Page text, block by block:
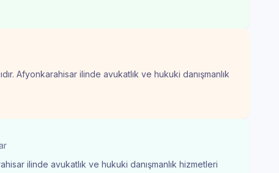
Afyonkarahisar ilinde avukatlık ve hukuki danışmanlık
ilinde avukatlık ve hukuki danışmanlık hizmetleri